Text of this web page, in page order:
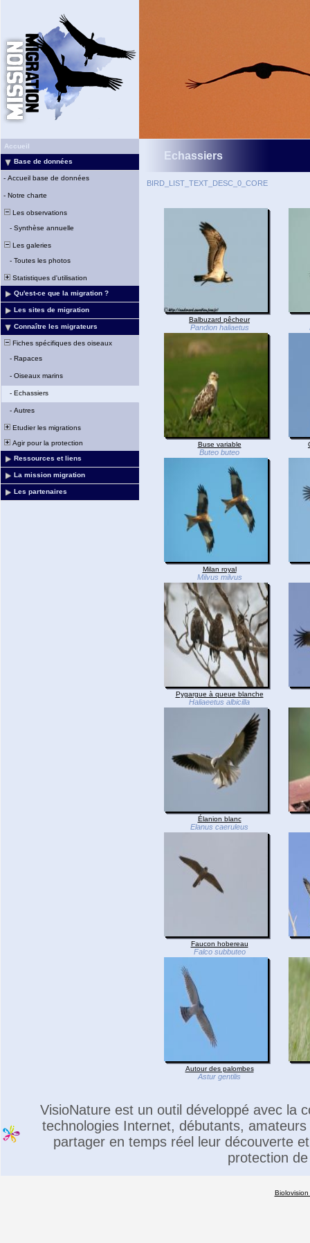
Accueil
Base de données
- Accueil base de données
- Notre charte
Les observations
- Synthèse annuelle
Les galeries
- Toutes les photos
Statistiques d'utilisation
Qu'est-ce que la migration ?
Les sites de migration
Connaître les migrateurs
Fiches spécifiques des oiseaux
- Rapaces
- Oiseaux marins
- Echassiers
- Autres
Etudier les migrations
Agir pour la protection
Ressources et liens
La mission migration
Les partenaires
Echassiers
BIRD_LIST_TEXT_DESC_0_CORE
Balbuzard pêcheur
Pandion haliaetus
Buse variable
Buteo buteo
Milan royal
Milvus milvus
Pygargue à queue blanche
Haliaeetus albicilla
Élanion blanc
Elanus caeruleus
Faucon hobereau
Falco subbuteo
Autour des palombes
Astur gentilis
VisioNature est un outil développé avec la
technologies Internet, débutants,
partager en temps réel leur découverte
protection
Biolovision